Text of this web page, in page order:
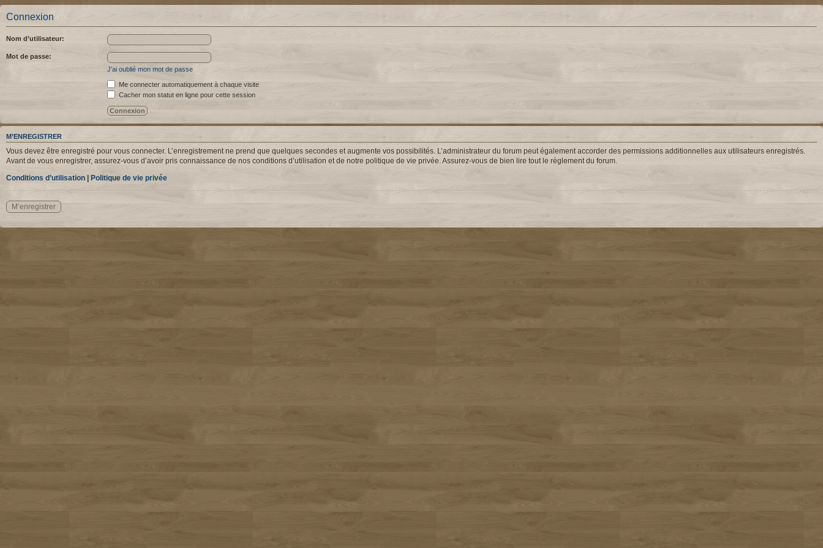
Connexion
Nom d’utilisateur:
Mot de passe:
J’ai oublié mon mot de passe
Me connecter automatiquement à chaque visite
Cacher mon statut en ligne pour cette session
M’ENREGISTRER
Vous devez être enregistré pour vous connecter. L’enregistrement ne prend que quelques secondes et augmente vos possibilités. L’administrateur du forum peut également accorder des permissions additionnelles aux utilisateurs enregistrés.
Avant de vous enregistrer, assurez-vous d’avoir pris connaissance de nos conditions d’utilisation et de notre politique de vie privée. Assurez-vous de bien lire tout le règlement du forum.
Conditions d’utilisation | Politique de vie privée
M’enregistrer